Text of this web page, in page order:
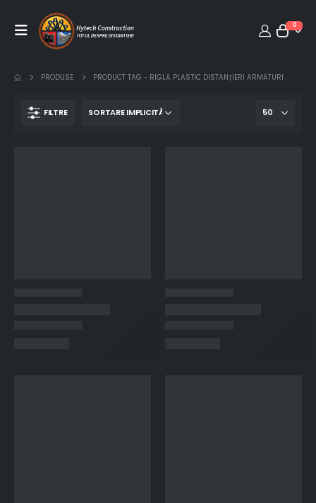
0
PRODUSE PRODUCT TAG - RIGLĂ PLASTIC DISTANȚIERI ARMĂTURI
FILTRE